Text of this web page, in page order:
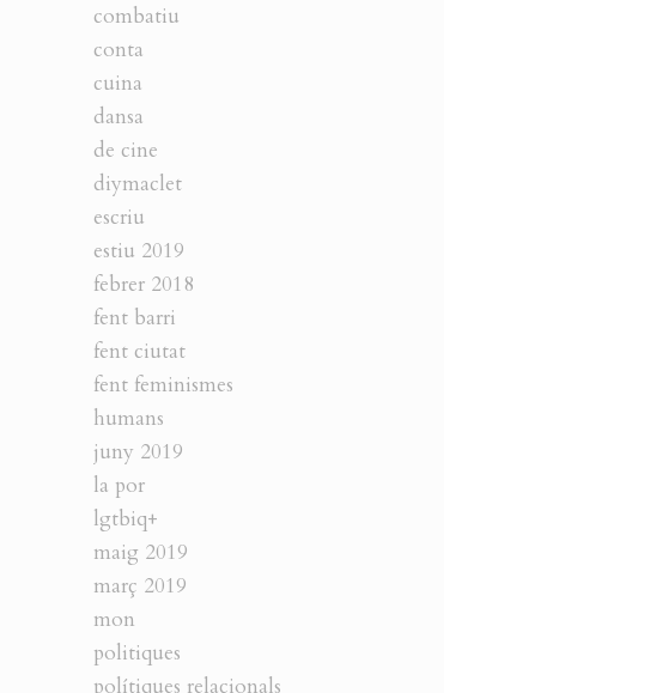
combatiu
conta
cuina
dansa
de cine
diymaclet
escriu
estiu 2019
febrer 2018
fent barri
fent ciutat
fent feminismes
humans
juny 2019
la por
lgtbiq+
maig 2019
març 2019
mon
politiques
polítiques relacionals